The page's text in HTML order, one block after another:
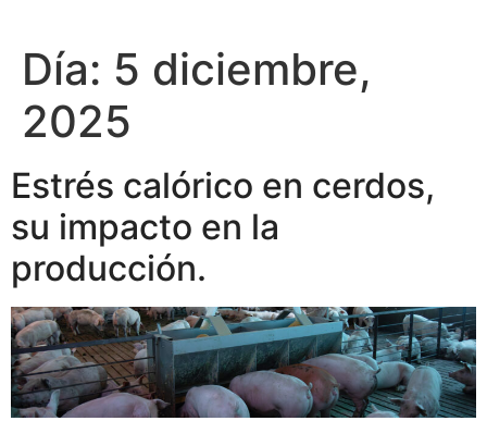
Día: 5 diciembre,
2025
Estrés calórico en cerdos,
su impacto en la
producción.